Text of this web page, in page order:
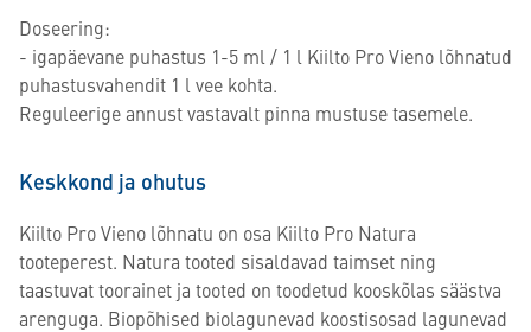
Doseering:
- igapäevane puhastus 1-5 ml / 1 l Kiilto Pro Vieno lõhnatud
puhastusvahendit 1 l vee kohta.
Reguleerige annust vastavalt pinna mustuse tasemele.
Keskkond ja ohutus
Kiilto Pro Vieno lõhnatu on osa Kiilto Pro Natura
tooteperest. Natura tooted sisaldavad taimset ning
taastuvat toorainet ja tooted on toodetud kooskõlas säästva
arenguga. Biopõhised biolagunevad koostisosad lagunevad